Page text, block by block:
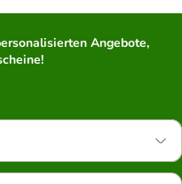
Angebote,